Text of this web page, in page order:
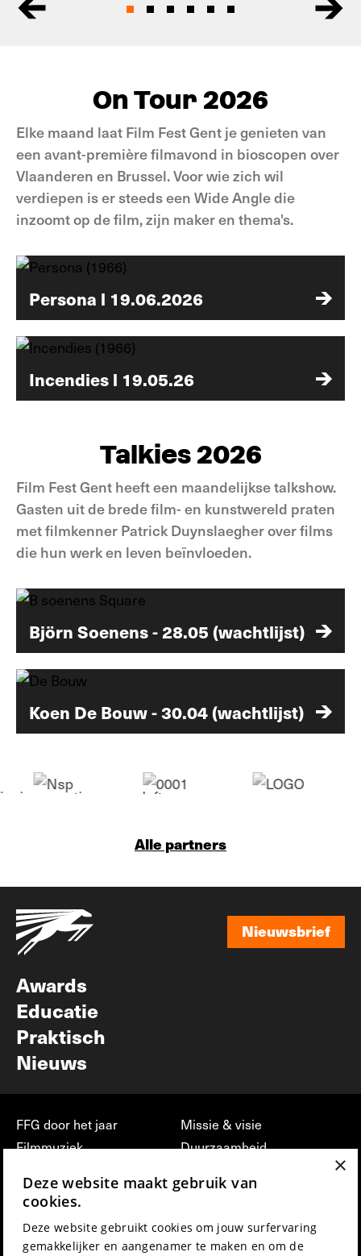
On Tour 2026
Elke maand laat Film Fest Gent je genieten van
een avant-première filmavond in bioscopen over
Vlaanderen en Brussel. Voor wie zich wil
verdiepen is er steeds een Wide Angle die
inzoomt op de film, zijn maker en thema's.
Persona l 19.06.2026
Incendies l 19.05.26
Talkies 2026
Film Fest Gent heeft een maandelijkse talkshow.
Gasten uit de brede film- en kunstwereld praten
met filmkenner Patrick Duynslaegher over films
die hun werk en leven beïnvloeden.
Björn Soenens - 28.05 (wachtlijst)
Koen De Bouw - 30.04 (wachtlijst)
Alle partners
Nieuwsbrief
Awards
Educatie
Praktisch
Nieuws
FFG door het jaar
Filmmuziek
Press & Industry
Film Fest Friends
Missie & visie
Duurzaamheid
vrijwilligerswerk bij FFG
Privacy & Disclaimer
×
Deze website maakt gebruik van
cookies.
Deze website gebruikt cookies om jouw surfervaring
gemakkelijker en aangenamer te maken en om de